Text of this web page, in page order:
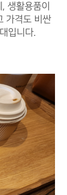
생활용품이
가격도 비싼
입니다.